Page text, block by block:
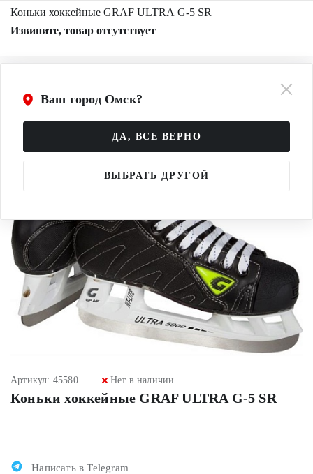
Ваш город Омск?
ДА, ВСЕ ВЕРНО
ВЫБРАТЬ ДРУГОЙ
Артикул: 45580 Нет в наличии
Коньки хоккейные GRAF ULTRA G-5 SR
Написать в Telegram
Коньки хоккейные GRAF ULTRA G-5 SR
Извините, товар отсутствует